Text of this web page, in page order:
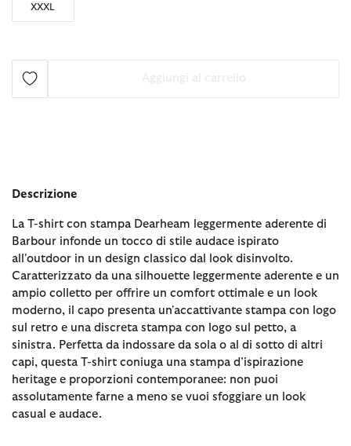
XXXL
Descrizione
La T-shirt con stampa Dearheam leggermente aderente di
Barbour infonde un tocco di stile audace ispirato
all'outdoor in un design classico dal look disinvolto.
Caratterizzato da una silhouette leggermente aderente e un
ampio colletto per offrire un comfort ottimale e un look
moderno, il capo presenta un'accattivante stampa con logo
sul retro e una discreta stampa con logo sul petto, a
sinistra. Perfetta da indossare da sola o al di sotto di altri
capi, questa T-shirt coniuga una stampa d’ispirazione
heritage e proporzioni contemporanee: non puoi
assolutamente farne a meno se vuoi sfoggiare un look
casual e audace.